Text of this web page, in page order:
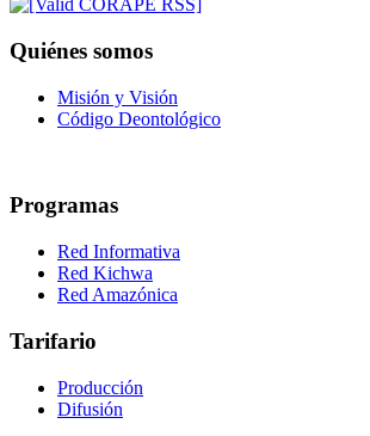
Quiénes somos
Misión y Visión
Código Deontológico
Programas
Red Informativa
Red Kichwa
Red Amazónica
Tarifario
Producción
Difusión